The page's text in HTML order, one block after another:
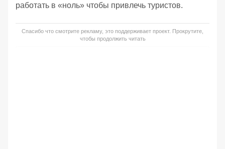
работать в «ноль» чтобы привлечь туристов.
Спасибо что смотрите рекламу, это поддерживает проект. Прокрутите,
чтобы продолжить читать